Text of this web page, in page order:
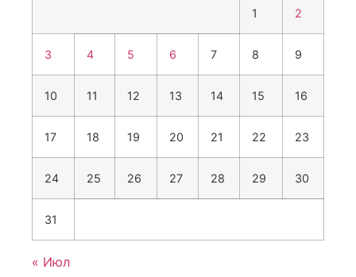
1 2
3 4 5 6 7 8 9
10 11 12 13 14 15 16
17 18 19 20 21 22 23
24 25 26 27 28 29 30
31
« Июл